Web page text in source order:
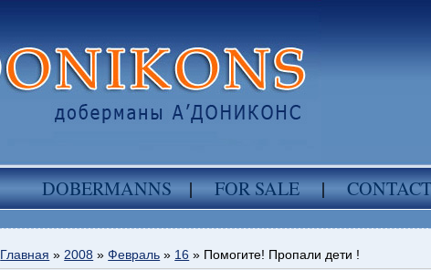
DOBERMANNS|FOR SALE|CONTACT
Главная » 2008 » Февраль » 16 » Помогите! Пропали дети !